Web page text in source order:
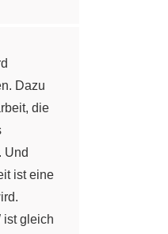
Dazu
die
Und
ist eine
ist gleich